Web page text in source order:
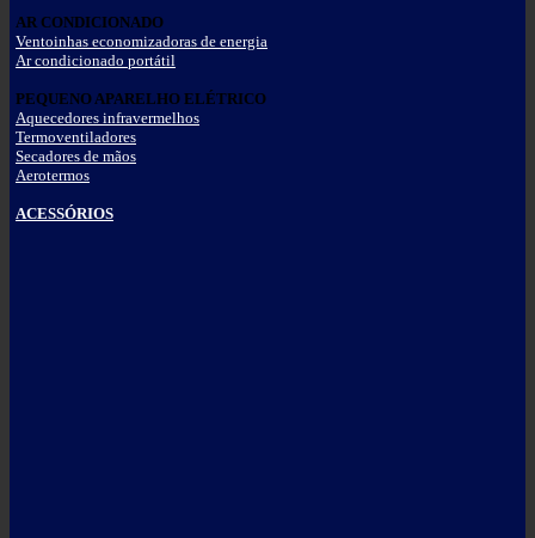
AR CONDICIONADO
Ventoinhas economizadoras de energia
Ar condicionado portátil
PEQUENO APARELHO ELÉTRICO
Aquecedores infravermelhos
Termoventiladores
Secadores de mãos
Aerotermos
ACESSÓRIOS